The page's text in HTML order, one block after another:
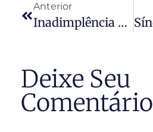
Anterior
Inadimplência E A Prescrição Da Dívida Condominial
Deixe Seu
Comentário